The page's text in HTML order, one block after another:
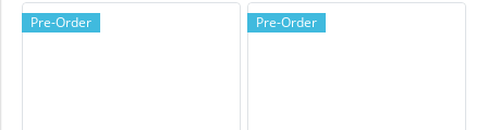
Pre-Order Pre-Order